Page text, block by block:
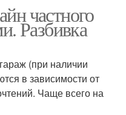
частного
Разбивка
(при наличии
в зависимости от
Чаще всего на